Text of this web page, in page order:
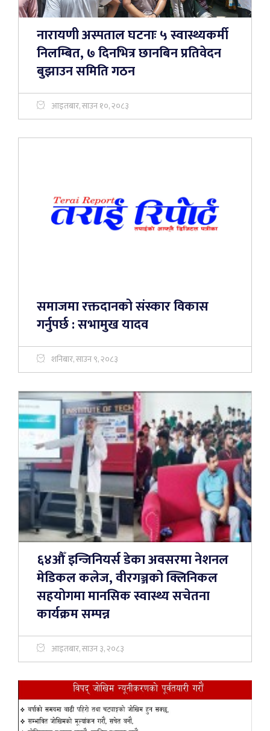
नारायणी अस्पताल घटनाः ५ स्वास्थ्यकर्मी
निलम्बित, ७ दिनभित्र छानबिन प्रतिवेदन
बुझाउन समिति गठन
आइतबार, साउन १०, २०८३
समाजमा रक्तदानको संस्कार विकास
गर्नुपर्छ : सभामुख यादव
शनिबार, साउन ९, २०८३
६४औँ इन्जिनियर्स डेका अवसरमा नेशनल
मेडिकल कलेज, वीरगञ्जको क्लिनिकल
सहयोगमा मानसिक स्वास्थ्य सचेतना
कार्यक्रम सम्पन्न
आइतबार, साउन ३, २०८३